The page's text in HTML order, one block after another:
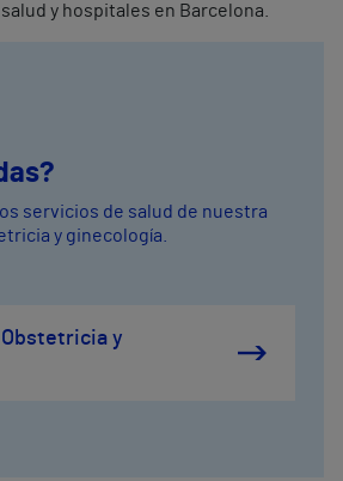
y hospitales en Barcelona.
servicios de salud de nuestra
y ginecología.
y